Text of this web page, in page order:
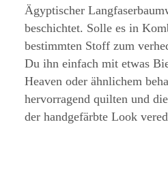
Ägyptischer
beschichtet. Solle es in
bestimmten Stoff zum
Du ihn einfach mit etwas
Heaven oder ähnlichem
hervorragend quilten und
der handgefärbte Look